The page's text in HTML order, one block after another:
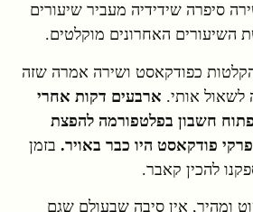
סיפרה שידידיה מעביר שיעורים
השיעורים האחרונים מוקלטים.
כפודקאסט ושירה אמרה שזה
לשאול אותי. ארבעים דקות אחרי
חשבון בפלטפורמה להפצת
פודקאסט היו כבר באויר. בזמן
להכין קאבר.
ומהיר, אין סיבה שבעולם שגם